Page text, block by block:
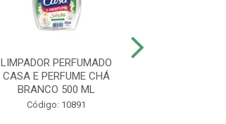
LIMPADOR PERFUMADO
CASA E PERFUME CHÁ
BRANCO 500 ML
Código: 10891